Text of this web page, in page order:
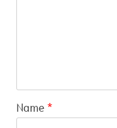
Name *